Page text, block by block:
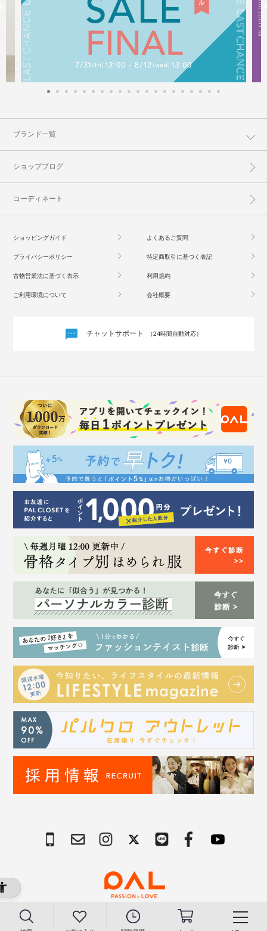
ブランド一覧
ショップブログ
コーディネート
ショッピングガイド よくあるご質問
プライバシーポリシー 特定商取引に基づく表記
古物営業法に基づく表示 利用規約
ご利用環境について 会社概要
チャットサポート （24時間自動対応）
Copyright © PAL Co.,ltd. All Rights Reserved.